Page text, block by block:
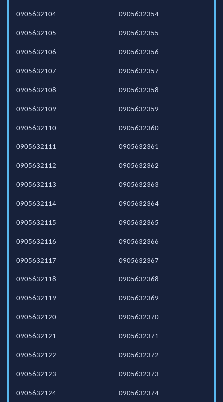
0905632104
0905632105
0905632106
0905632107
0905632108
0905632109
0905632110
0905632111
0905632112
0905632113
0905632114
0905632115
0905632116
0905632117
0905632118
0905632119
0905632120
0905632121
0905632122
0905632123
0905632124
0905632354
0905632355
0905632356
0905632357
0905632358
0905632359
0905632360
0905632361
0905632362
0905632363
0905632364
0905632365
0905632366
0905632367
0905632368
0905632369
0905632370
0905632371
0905632372
0905632373
0905632374